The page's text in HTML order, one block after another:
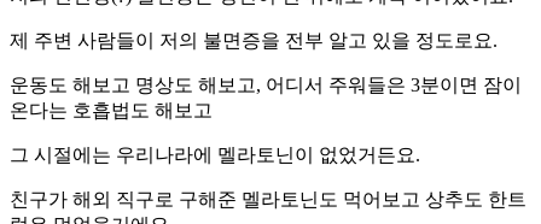
제 주변 사람들이 저의 불면증을 전부 알고 있을 정도로요.
운동도 해보고 명상도 해보고, 어디서 주워들은 3분이면 잠이
온다는 호흡법도 해보고
그 시절에는 우리나라에 멜라토닌이 없었거든요.
친구가 해외 직구로 구해준 멜라토닌도 먹어보고 상추도 한트